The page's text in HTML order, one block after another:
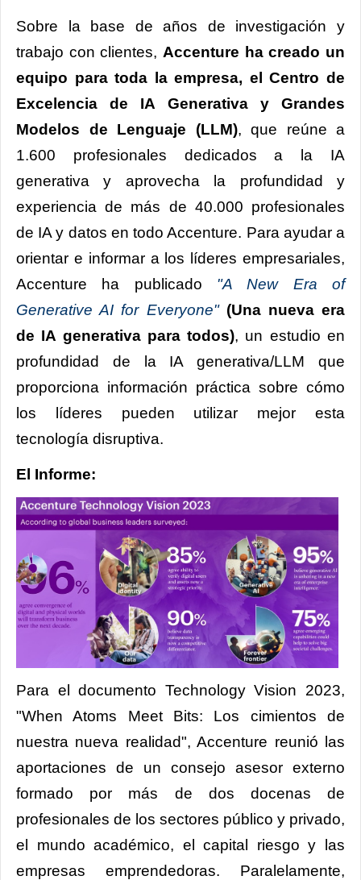
Sobre la base de años de investigación y
trabajo con clientes, Accenture ha creado un
equipo para toda la empresa, el Centro de
Excelencia de IA Generativa y Grandes
Modelos de Lenguaje (LLM), que reúne a
1.600 profesionales dedicados a la IA
generativa y aprovecha la profundidad y
experiencia de más de 40.000 profesionales
de IA y datos en todo Accenture. Para ayudar a
orientar e informar a los líderes empresariales,
Accenture ha publicado "A New Era of
Generative AI for Everyone" (Una nueva era
de IA generativa para todos), un estudio en
profundidad de la IA generativa/LLM que
proporciona información práctica sobre cómo
los líderes pueden utilizar mejor esta
tecnología disruptiva.
El Informe:
Para el documento Technology Vision 2023,
"When Atoms Meet Bits: Los cimientos de
nuestra nueva realidad", Accenture reunió las
aportaciones de un consejo asesor externo
formado por más de dos docenas de
profesionales de los sectores público y privado,
el mundo académico, el capital riesgo y las
empresas emprendedoras. Paralelamente,